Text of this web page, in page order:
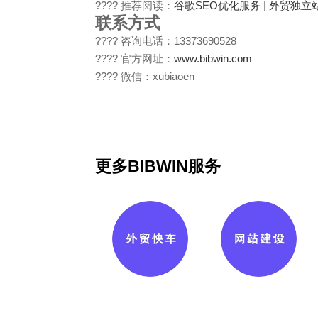
???? 推荐阅读：谷歌SEO优化服务 |外贸独立
联系方式
???? 咨询电话：13373690528
???? 官方网址：www.bibwin.com
???? 微信：xubiaoen
更多BIBWIN服务